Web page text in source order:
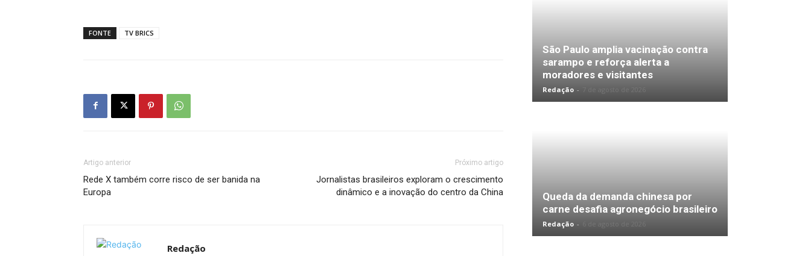
FONTE TV BRICS
Artigo anterior
Rede X também corre risco de ser banida na
Europa
Próximo artigo
Jornalistas brasileiros exploram o crescimento
dinâmico e a inovação do centro da China
Redação
São Paulo amplia vacinação contra
sarampo e reforça alerta a
moradores e visitantes
Redação -
Queda da demanda chinesa por
carne desafia agronegócio brasileiro
Redação -